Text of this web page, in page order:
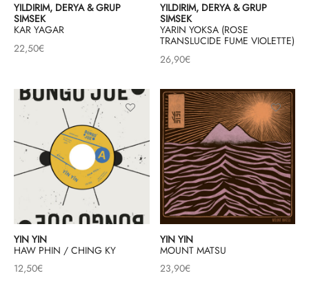
YILDIRIM, DERYA & GRUP
SIMSEK
KAR YAGAR
22,50€
YILDIRIM, DERYA & GRUP
SIMSEK
YARIN YOKSA (ROSE
TRANSLUCIDE FUME VIOLETTE)
26,90€
YIN YIN
HAW PHIN / CHING KY
12,50€
YIN YIN
MOUNT MATSU
23,90€